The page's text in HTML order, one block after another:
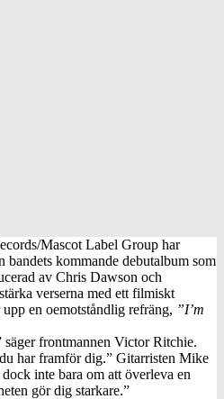
Mascot Label Group har
bandets kommande debutalbum som
av Chris Dawson och
verserna med ett filmiskt
en oemotståndlig refräng, ”I’m
säger frontmannen Victor Ritchie.
har framför dig.” Gitarristen Mike
inte bara om att överleva en
gör dig starkare.”